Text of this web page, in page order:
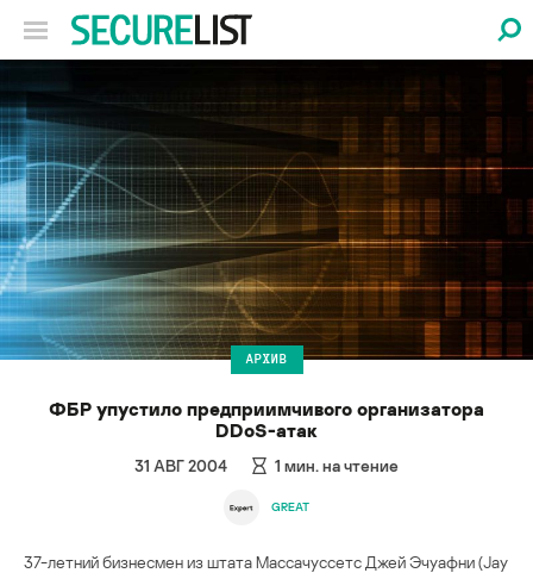
АРХИВ
ФБР упустило предприимчивого организатора
DDoS-атак
31 АВГ 2004 1 мин. на чтение
GREAT
37-летний бизнесмен из штата Массачуссетс Джей Эчуафни (Jay